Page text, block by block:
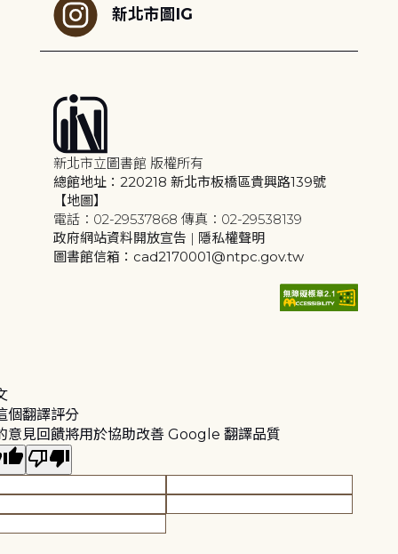
新北市圖IG
新北市立圖書館 版權所有
總館地址：220218 新北市板橋區貴興路139號
【地圖】
電話：02-29537868 傳真：02-29538139
政府網站資料開放宣告 | 隱私權聲明
圖書館信箱：cad2170001@ntpc.gov.tw
個翻譯評分
意見回饋將用於協助改善 Google 翻譯品質